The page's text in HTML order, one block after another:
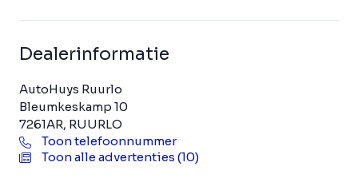
Dealerinformatie
AutoHuys Ruurlo
Bleumkeskamp 10
7261AR, RUURLO
Toon telefoonnummer
Toon alle advertenties (10)